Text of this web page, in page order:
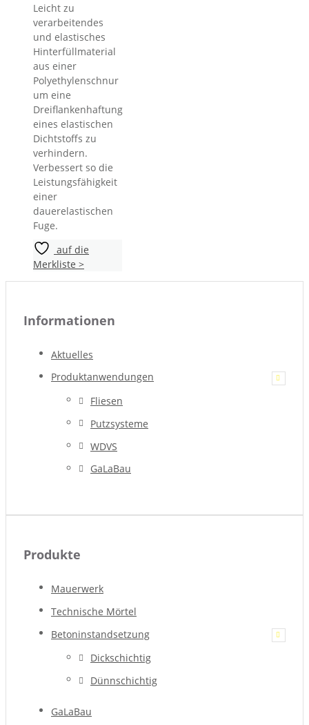
Leicht zu
verarbeitendes
und elastisches
Hinterfüllmaterial
aus einer
Polyethylenschnur
um eine
Dreiflankenhaftung
eines elastischen
Dichtstoffs zu
verhindern.
Verbessert so die
Leistungsfähigkeit
einer
dauerelastischen
Fuge.
auf die
Merkliste >
Informationen
Aktuelles
Produktanwendungen
Fliesen
Putzsysteme
WDVS
GaLaBau
Produkte
Mauerwerk
Technische Mörtel
Betoninstandsetzung
Dickschichtig
Dünnschichtig
GaLaBau